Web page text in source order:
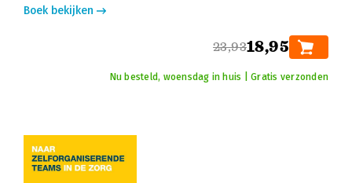
Boek bekijken
23,9318,95
Nu besteld, woensdag in huis | Gratis verzonden